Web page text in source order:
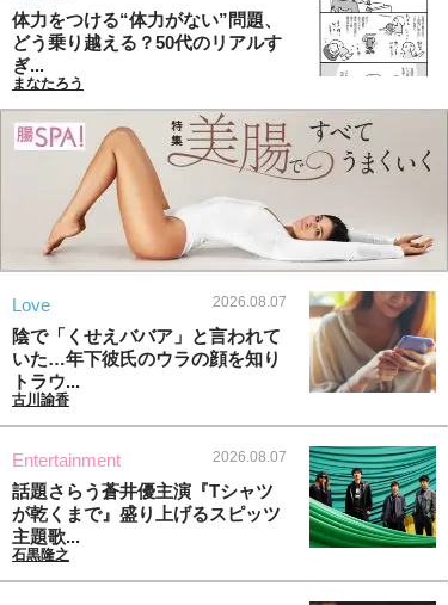
体力をつける“体力がない”問題、
どう乗り越える？50代のリアルす
ぎ...
まなたろう
Love 2026.08.07
陰で「くせえババア」と言われて
いた…年下彼氏のウラの顔を知り
トラウ...
古川諭香
Entertainment 2026.08.07
話題さらう蒼井優主演『Tシャツ
が乾くまで』盛り上げるスピッツ
主題歌...
石黒隆之